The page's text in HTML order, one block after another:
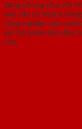
dạng phong phú với
yêu cầu từ khách
công nghiệp chịu
với thị phần dẫn đầu
cửa.